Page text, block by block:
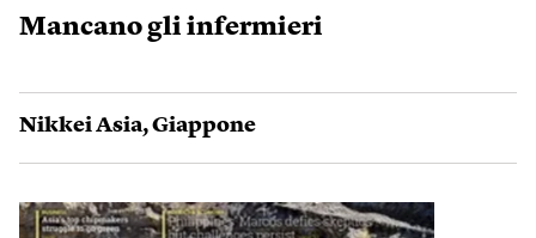
Mancano gli infermieri
Nikkei Asia,Giappone